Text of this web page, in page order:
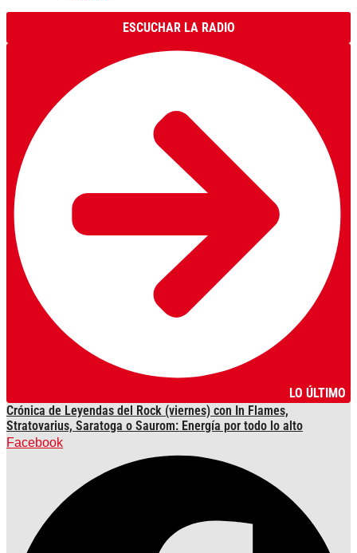
ESCUCHAR LA RADIO
LO ÚLTIMO
Crónica de Leyendas del Rock (viernes) con In Flames,
Stratovarius, Saratoga o Saurom: Energía por todo lo alto
Facebook